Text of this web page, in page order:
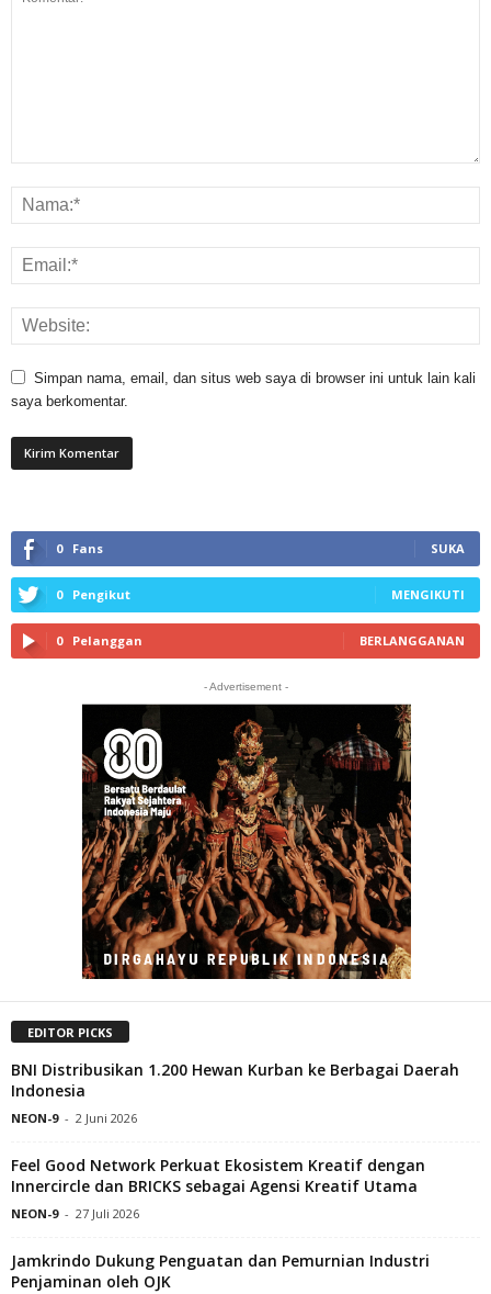
Simpan nama, email, dan situs web saya di browser ini untuk lain kali
saya berkomentar.
0 Fans SUKA
0 Pengikut MENGIKUTI
0 Pelanggan BERLANGGANAN
- Advertisement -
EDITOR PICKS
BNI Distribusikan 1.200 Hewan Kurban ke Berbagai Daerah
Indonesia
NEON-9 - 2 Juni 2026
Feel Good Network Perkuat Ekosistem Kreatif dengan
Innercircle dan BRICKS sebagai Agensi Kreatif Utama
NEON-9 - 27 Juli 2026
Jamkrindo Dukung Penguatan dan Pemurnian Industri
Penjaminan oleh OJK